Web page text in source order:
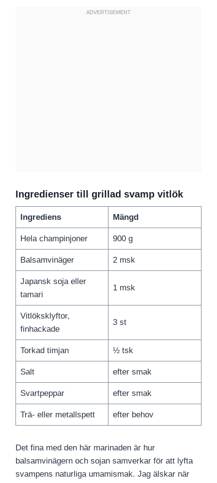
Ingredienser till grillad svamp vitlök
Ingrediens Mängd
Hela champinjoner 900 g
Balsamvinäger 2 msk
Japansk soja eller
tamari
1 msk
Vitlöksklyftor,
finhackade
3 st
Torkad timjan ½ tsk
Salt efter smak
Svartpeppar efter smak
Trä- eller metallspett efter behov
Det fina med den här marinaden är hur
balsamvinägern och sojan samverkar för att lyfta
svampens naturliga umamismak. Jag älskar när